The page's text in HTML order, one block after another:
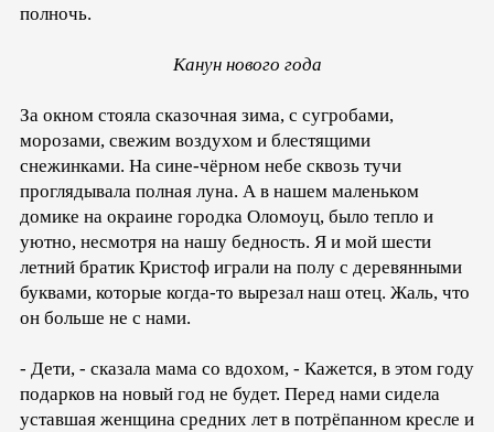
полночь.
Канун нового года
За окном стояла сказочная зима, с сугробами,
морозами, свежим воздухом и блестящими
снежинками. На сине-чёрном небе сквозь тучи
проглядывала полная луна. А в нашем маленьком
домике на окраине городка Оломоуц, было тепло и
уютно, несмотря на нашу бедность. Я и мой шести
летний братик Кристоф играли на полу с деревянными
буквами, которые когда-то вырезал наш отец. Жаль, что
он больше не с нами.
- Дети, - сказала мама со вдохом, - Кажется, в этом году
подарков на новый год не будет. Перед нами сидела
уставшая женщина средних лет в потрёпанном кресле и